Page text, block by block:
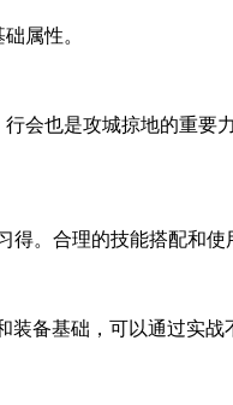
属性。
会也是攻城掠地的重要
。合理的技能搭配和使
备基础，可以通过实战